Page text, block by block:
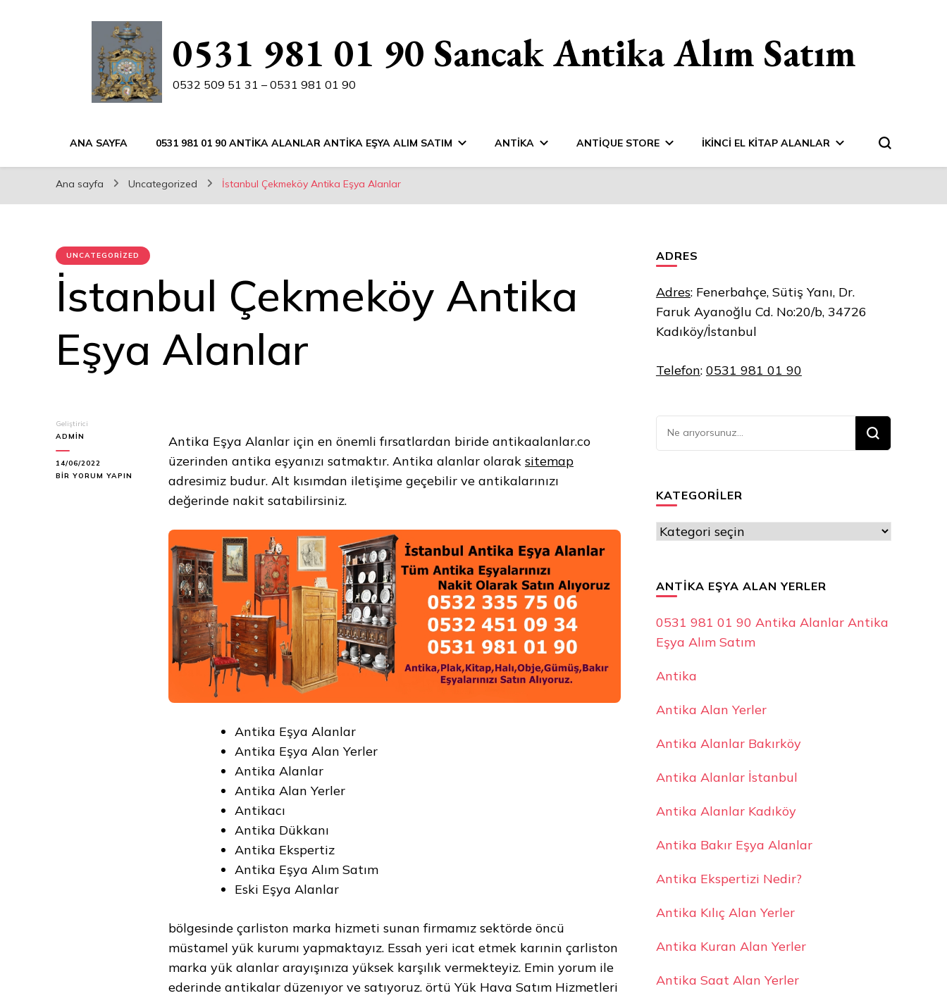
0531 981 01 90 Sancak Antika Alım Satım
0532 509 51 31 – 0531 981 01 90
ANA SAYFA 0531 981 01 90 ANTIKA ALANLAR ANTIKA EŞYA ALIM SATIM ANTIKA ANTIQUE STORE İKINCI EL KITAP ALANLAR
Ana sayfa Uncategorized İstanbul Çekmeköy Antika Eşya Alanlar
UNCATEGORIZED
İstanbul Çekmeköy Antika
Eşya Alanlar
Geliştirici
ADMIN
14/06/2022
İSTANBUL
BIR YORUM YAPIN
Antika Eşya Alanlar için en önemli fırsatlardan biride antikaalanlar.co
üzerinden antika eşyanızı satmaktır. Antika alanlar olarak sitemap
adresimiz budur. Alt kısımdan iletişime geçebilir ve antikalarınızı
değerinde nakit satabilirsiniz.
Antika Eşya Alanlar
Antika Eşya Alan Yerler
Antika Alanlar
Antika Alan Yerler
Antikacı
Antika Dükkanı
Antika Ekspertiz
Antika Eşya Alım Satım
Eski Eşya Alanlar
bölgesinde çarliston marka hizmeti sunan firmamız sektörde öncü
müstamel yük kurumı yapmaktayız. Essah yeri icat etmek karınin çarliston
marka yük alanlar arayışınıza yüksek karşılık vermekteyiz. Emin yorum ile
ederinde antikalar düzenıyor ve satıyoruz. örtü Yük Hava Satım Hizmetleri
ADRES
Adres: Fenerbahçe, Sütiş Yanı, Dr.
Faruk Ayanoğlu Cd. No:20/b, 34726
Kadıköy/İstanbul
Telefon: 0531 981 01 90
Bir
şey
KATEGORILER
Kategoriler
ANTIKA EŞYA ALAN YERLER
0531 981 01 90 Antika Alanlar Antika
Eşya Alım Satım
Antika
Antika Alan Yerler
Antika Alanlar Bakırköy
Antika Alanlar İstanbul
Antika Alanlar Kadıköy
Antika Bakır Eşya Alanlar
Antika Ekspertizi Nedir?
Antika Kılıç Alan Yerler
Antika Kuran Alan Yerler
Antika Saat Alan Yerler